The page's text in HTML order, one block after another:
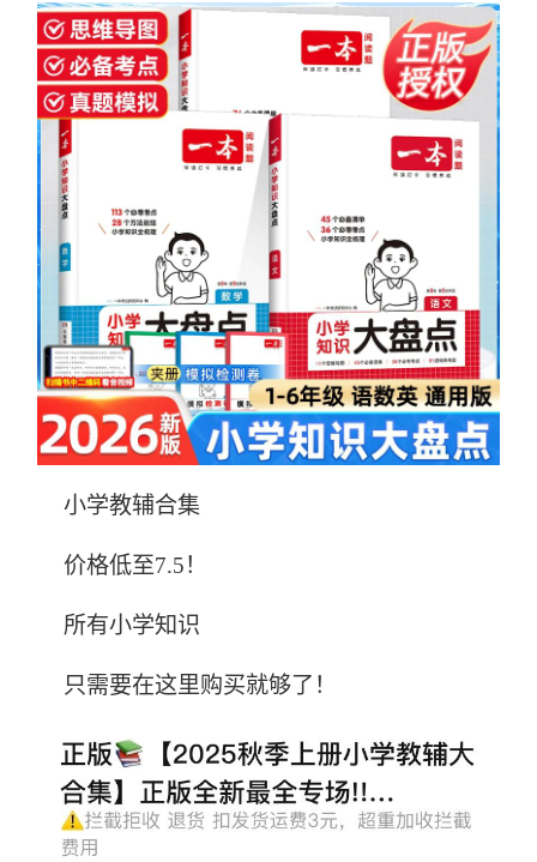
小学教辅合集
价格低至7.5！
所有小学知识
只需要在这里购买就够了！